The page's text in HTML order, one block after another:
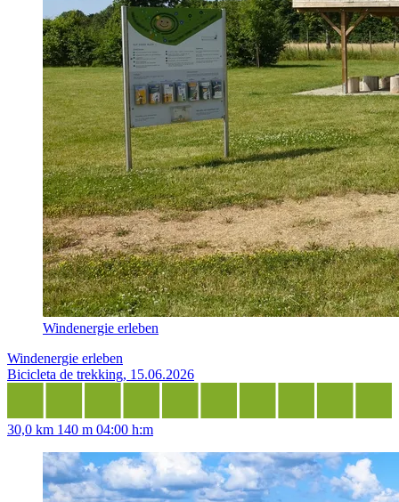
Windenergie erleben
Windenergie erleben
Bicicleta de trekking, 15.06.2026
30,0 km 140 m 04:00 h:m